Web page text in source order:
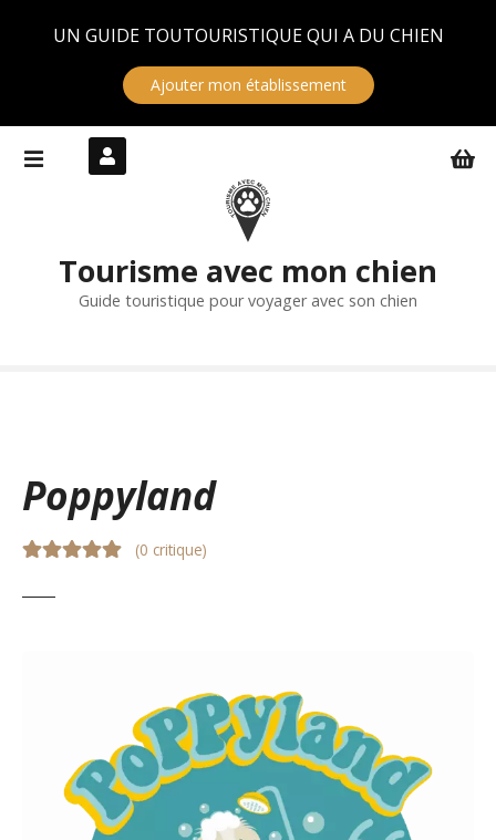
UN GUIDE TOUTOURISTIQUE QUI A DU CHIEN
Ajouter mon établissement
Tourisme avec mon chien
Guide touristique pour voyager avec son chien
Poppyland
(0 critique)